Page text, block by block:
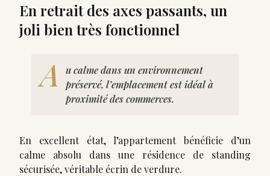
En retrait des axes passants, un
joli bien très fonctionnel
A
u calme dans un environnement
préservé, l’emplacement est idéal à
proximité des commerces.
En excellent état, l’appartement bénéficie d’un
calme absolu dans une résidence de standing
sécurisée, véritable écrin de verdure.